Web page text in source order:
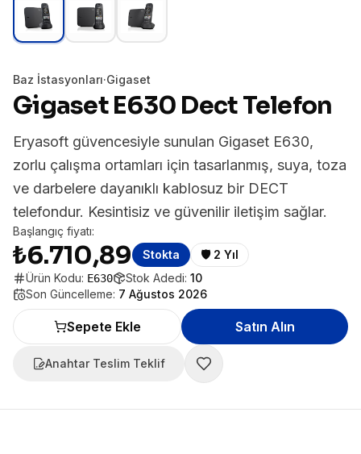
Baz İstasyonları·Gigaset
Gigaset E630 Dect Telefon
Eryasoft güvencesiyle sunulan Gigaset E630,
zorlu çalışma ortamları için tasarlanmış, suya, toza
ve darbelere dayanıklı kablosuz bir DECT
telefondur. Kesintisiz ve güvenilir iletişim sağlar.
Başlangıç fiyatı:
₺6.710,89 Stokta 🛡️ 2 Yıl
Ürün Kodu: E630 Stok Adedi: 10
Son Güncelleme: 7 Ağustos 2026
Sepete Ekle Satın Alın
Anahtar Teslim Teklif